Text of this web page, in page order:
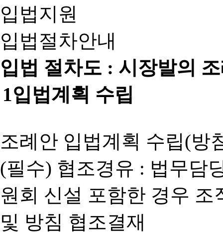
입법지원
입법절차안내
입법 절차도 : 시장발의
1입법계획 수립
조례안 입법계획 수립(방
(필수) 협조경유 : 법무담
원회 신설 포함한 경우
및 방침 협조결재